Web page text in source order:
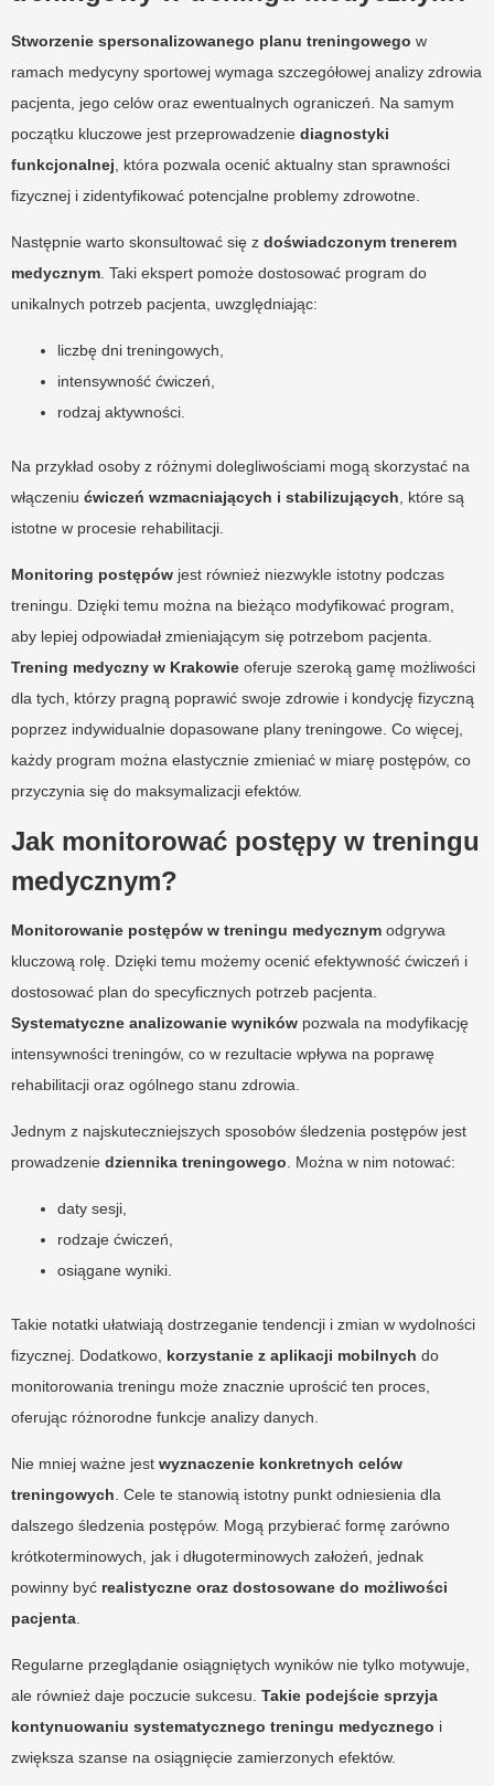
Stworzenie spersonalizowanego planu treningowego w
ramach medycyny sportowej wymaga szczegółowej analizy zdrowia
pacjenta, jego celów oraz ewentualnych ograniczeń. Na samym
początku kluczowe jest przeprowadzenie diagnostyki
funkcjonalnej , która pozwala ocenić aktualny stan sprawności
fizycznej i zidentyfikować potencjalne problemy zdrowotne.
Następnie warto skonsultować się z doświadczonym trenerem
medycznym . Taki ekspert pomoże dostosować program do
unikalnych potrzeb pacjenta, uwzględniając:
liczbę dni treningowych,
intensywność ćwiczeń,
rodzaj aktywności.
Na przykład osoby z różnymi dolegliwościami mogą skorzystać na
włączeniu ćwiczeń wzmacniających i stabilizujących , które są
istotne w procesie rehabilitacji.
Monitoring postępów jest również niezwykle istotny podczas
treningu. Dzięki temu można na bieżąco modyfikować program,
aby lepiej odpowiadał zmieniającym się potrzebom pacjenta.
Trening medyczny w Krakowie oferuje szeroką gamę możliwości
dla tych, którzy pragną poprawić swoje zdrowie i kondycję fizyczną
poprzez indywidualnie dopasowane plany treningowe. Co więcej,
każdy program można elastycznie zmieniać w miarę postępów, co
przyczynia się do maksymalizacji efektów.
Jak monitorować postępy w treningu
medycznym?
Monitorowanie postępów w treningu medycznym odgrywa
kluczową rolę. Dzięki temu możemy ocenić efektywność ćwiczeń i
dostosować plan do specyficznych potrzeb pacjenta.
Systematyczne analizowanie wyników pozwala na modyfikację
intensywności treningów, co w rezultacie wpływa na poprawę
rehabilitacji oraz ogólnego stanu zdrowia.
Jednym z najskuteczniejszych sposobów śledzenia postępów jest
prowadzenie dziennika treningowego . Można w nim notować:
daty sesji,
rodzaje ćwiczeń,
osiągane wyniki.
Takie notatki ułatwiają dostrzeganie tendencji i zmian w wydolności
fizycznej. Dodatkowo, korzystanie z aplikacji mobilnych do
monitorowania treningu może znacznie uprościć ten proces,
oferując różnorodne funkcje analizy danych.
Nie mniej ważne jest wyznaczenie konkretnych celów
treningowych . Cele te stanowią istotny punkt odniesienia dla
dalszego śledzenia postępów. Mogą przybierać formę zarówno
krótkoterminowych, jak i długoterminowych założeń, jednak
powinny być realistyczne oraz dostosowane do możliwości
pacjenta
Regularne przeglądanie osiągniętych wyników nie tylko motywuje,
ale również daje poczucie sukcesu. Takie podejście sprzyja
kontynuowaniu systematycznego treningu medycznego i
zwiększa szanse na osiągnięcie zamierzonych efektów.